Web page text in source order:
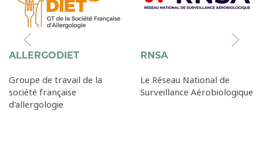
ALLERGODIET
Groupe de travail de la
société française
d'allergologie
RNSA
Le Réseau National de
Surveillance Aérobiologique